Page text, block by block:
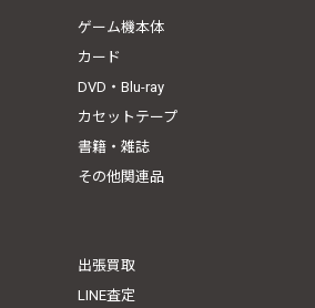
ゲーム機本体
カード
DVD・Blu-ray
カセットテープ
書籍・雑誌
その他関連品
出張買取
LINE査定